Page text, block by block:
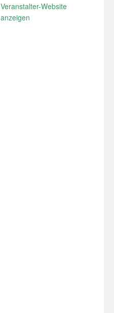
Veranstalter-Website
anzeigen